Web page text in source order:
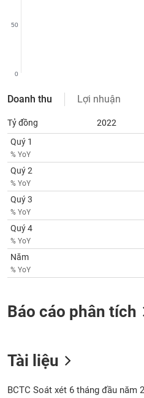
0
50
Doanh thu Lợi nhuận
Tỷ đồng 2022
Quý 1
% YoY
Quý 2
% YoY
Quý 3
% YoY
Quý 4
% YoY
Năm
% YoY
Báo cáo phân tích
Tài liệu
BCTC Soát xét 6 tháng đầu năm
đầu
Truyền
tài
chính
Dữ
liệu
tài
chính